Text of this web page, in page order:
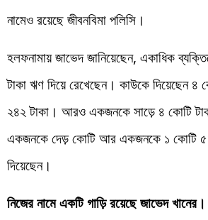
নামেও রয়েছে জীবনবিমা পলিসি।
হলফনামায় জাভেদ জানিয়েছেন, একাধিক
টাকা ঋণ দিয়ে রেখেছেন। কাউকে দিয়েছেন ৪
২৪২ টাকা। আরও একজনকে সাড়ে ৪ কোটি
একজনকে দেড় কোটি আর একজনকে ১ কোটি
দিয়েছেন।
নিজের নামে একটি গাড়ি রয়েছে জাভেদ